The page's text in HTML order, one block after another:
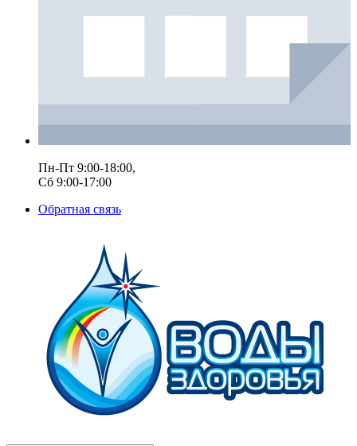
Пн-Пт 9:00-18:00,
Сб 9:00-17:00
Обратная связь